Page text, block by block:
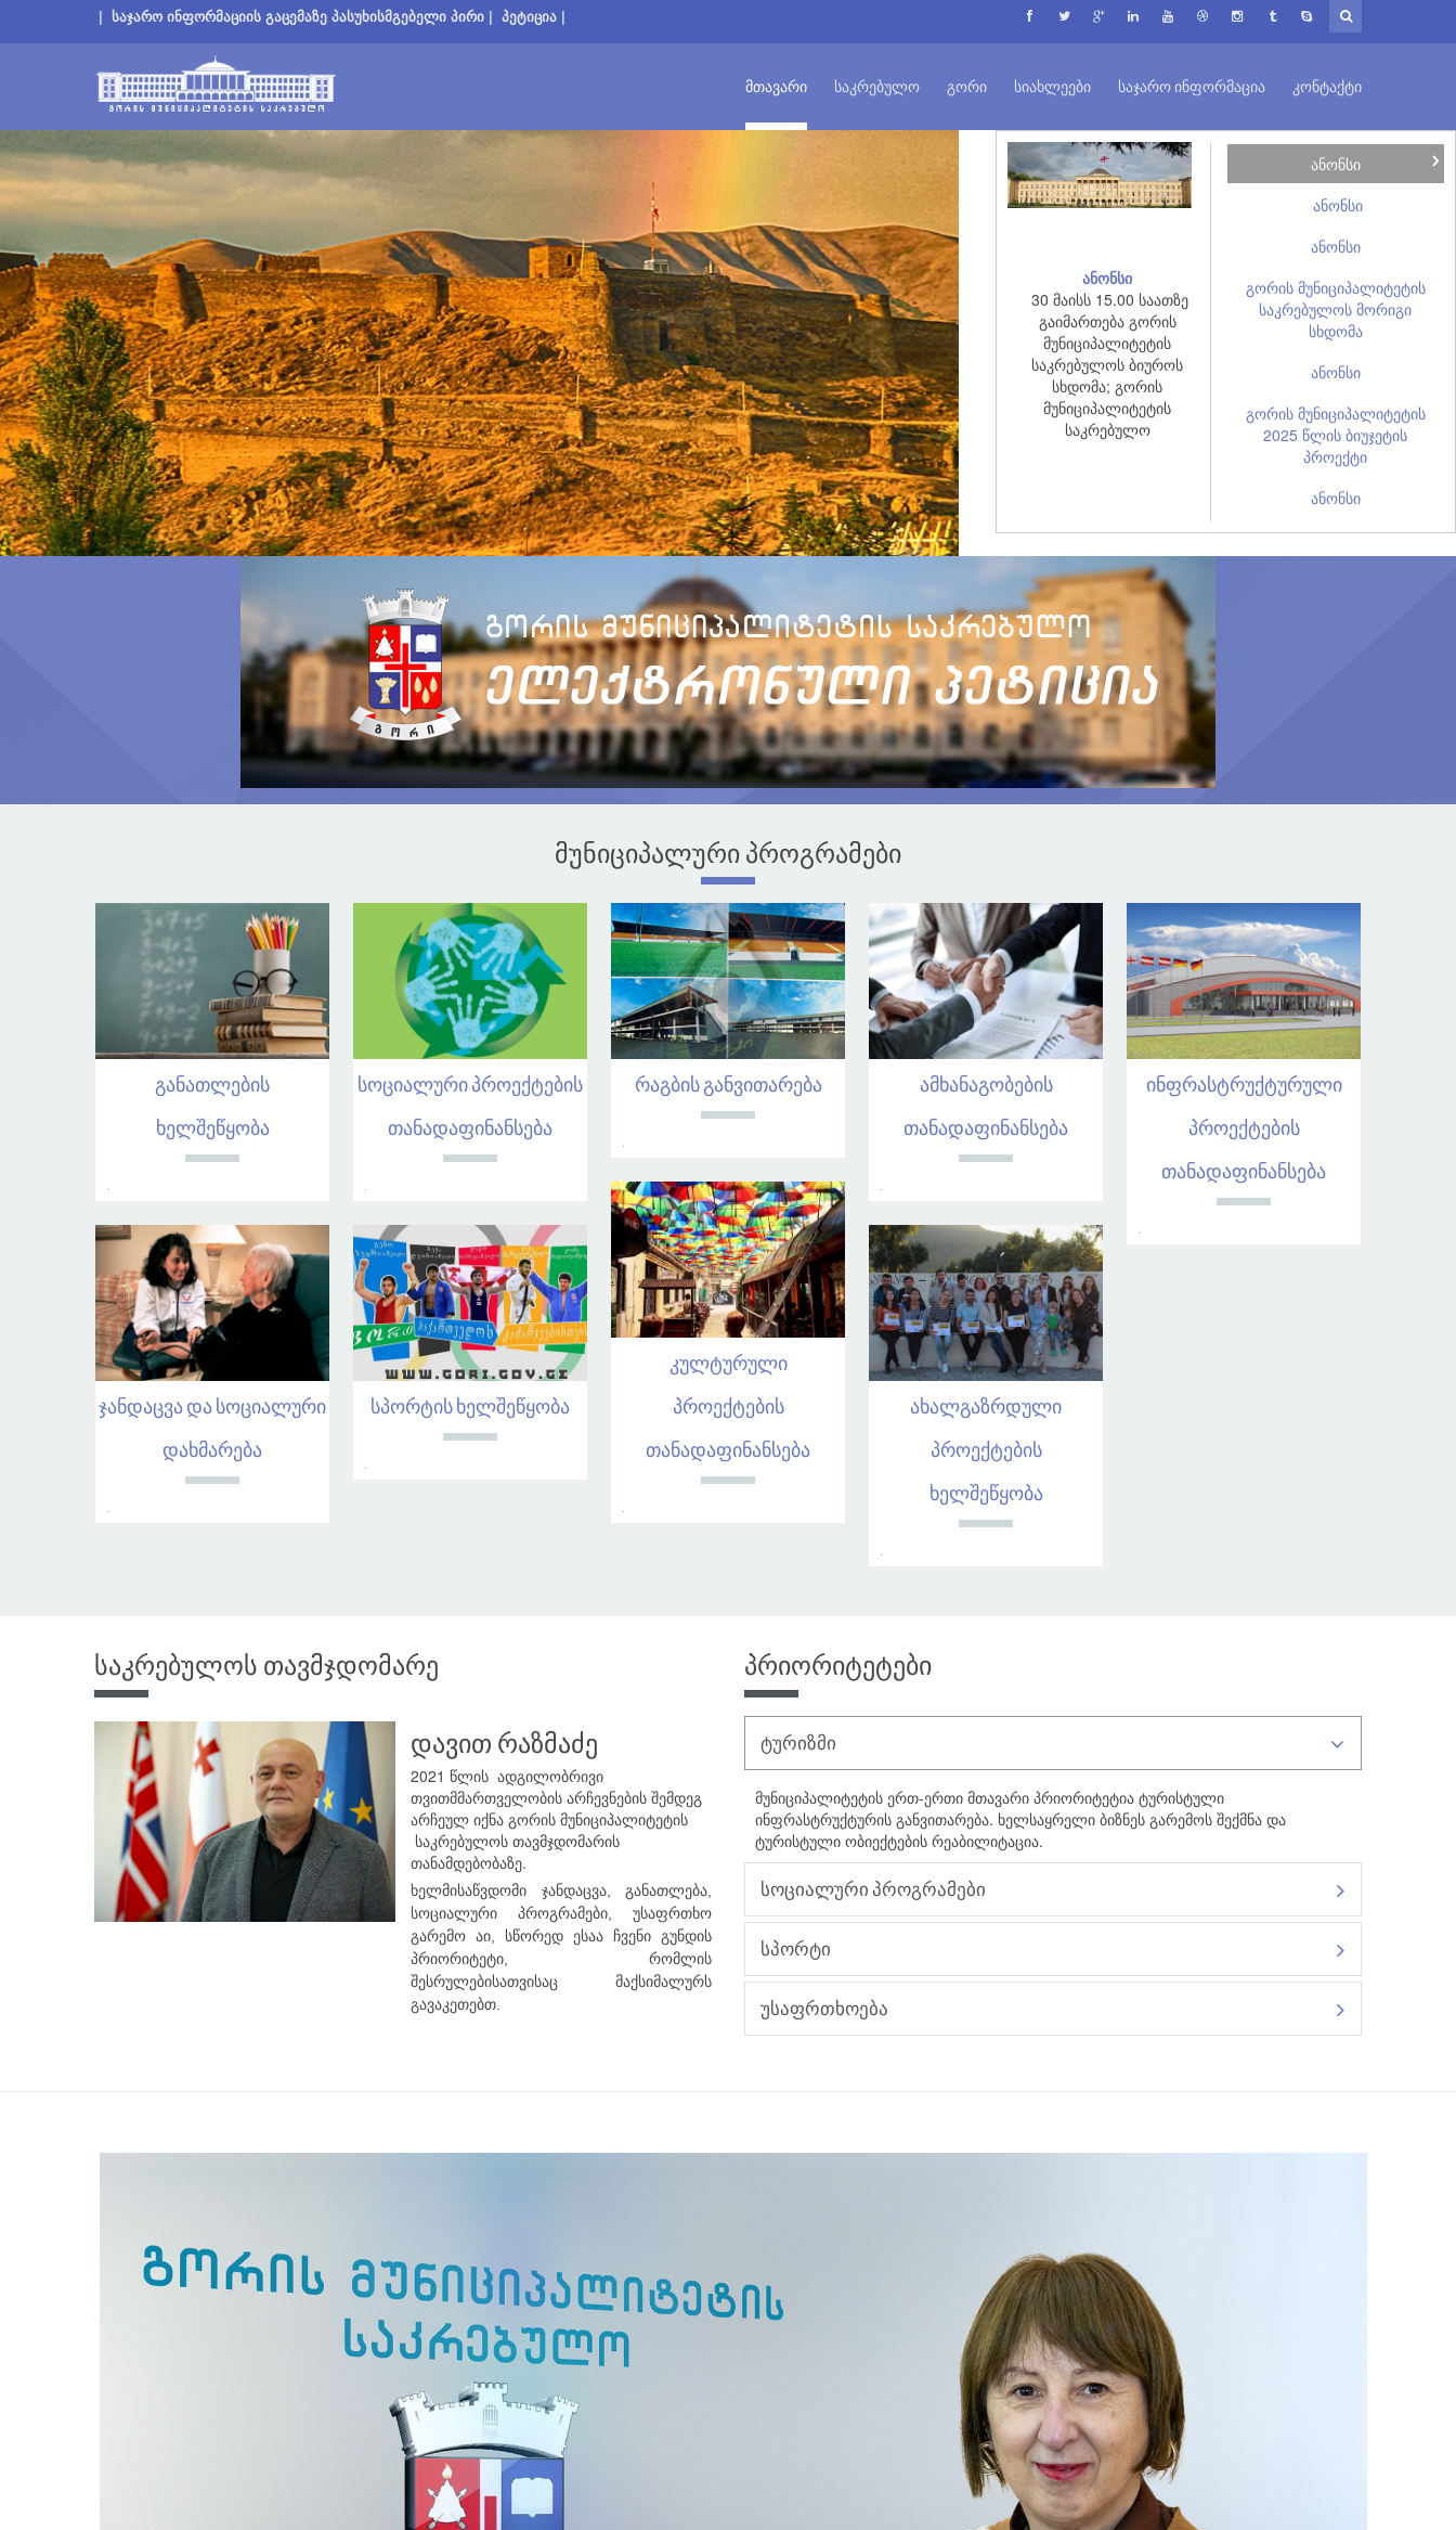
| საჯარო ინფორმაციის გაცემაზე პასუხისმგებელი პირი | პეტიცია |
ᲛᲗᲐᲕᲐᲠᲘ ᲡᲐᲙᲠᲔᲑᲣᲚᲝ ᲒᲝᲠᲘ ᲡᲘᲐᲮᲚᲔᲔᲑᲘ ᲡᲐᲯᲐᲠᲝ ᲘᲜᲤᲝᲠᲛᲐᲪᲘᲐ ᲙᲝᲜᲢᲐᲥᲢᲘ
ანონსი
ანონსი
ანონსი
გორის მუნიციპალიტეტის
საკრებულოს მორიგი
სხდომა
ანონსი
გორის მუნიციპალიტეტის
2025 წლის ბიუჯეტის
პროექტი
ანონსი
ანონსი
30 მაისს 15.00 საათზე
გაიმართება გორის
მუნიციპალიტეტის
საკრებულოს ბიუროს
სხდომა; გორის
მუნიციპალიტეტის
საკრებულო
მუნიციპალური პროგრამები
განათლების
ხელშეწყობა
სოციალური პროექტების
თანადაფინანსება
რაგბის განვითარება
ამხანაგობების
თანადაფინანსება
ინფრასტრუქტურული
პროექტების
თანადაფინანსება
კულტურული
პროექტების
თანადაფინანსება
ჯანდაცვა და სოციალური
დახმარება
სპორტის ხელშეწყობა
ახალგაზრდული
პროექტების
ხელშეწყობა
საკრებულოს თავმჯდომარე
დავით რაზმაძე
2021 წლის ადგილობრივი
თვითმმართველობის არჩევნების შემდეგ
არჩეულ იქნა გორის მუნიციპალიტეტის
საკრებულოს თავმჯდომარის
თანამდებობაზე.
ხელმისაწვდომი ჯანდაცვა, განათლება,
სოციალური პროგრამები, უსაფრთხო
გარემო აი, სწორედ ესაა ჩვენი გუნდის
პრიორიტეტი, რომლის
შესრულებისათვისაც მაქსიმალურს
გავაკეთებთ.
პრიორიტეტები
ტურიზმი
მუნიციპალიტეტის ერთ-ერთი მთავარი პრიორიტეტია ტურისტული
ინფრასტრუქტურის განვითარება. ხელსაყრელი ბიზნეს გარემოს შექმნა და
ტურისტული ობიექტების რეაბილიტაცია.
სოციალური პროგრამები
სპორტი
უსაფრთხოება